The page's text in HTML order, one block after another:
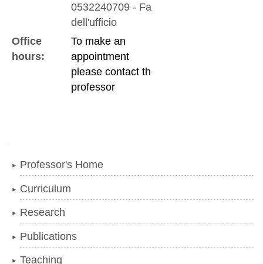
0532240709 - Fax
dell'ufficio
Office
hours:
To make an
appointment
please contact the
professor
Professor's Home
Curriculum
Research
Publications
Teaching